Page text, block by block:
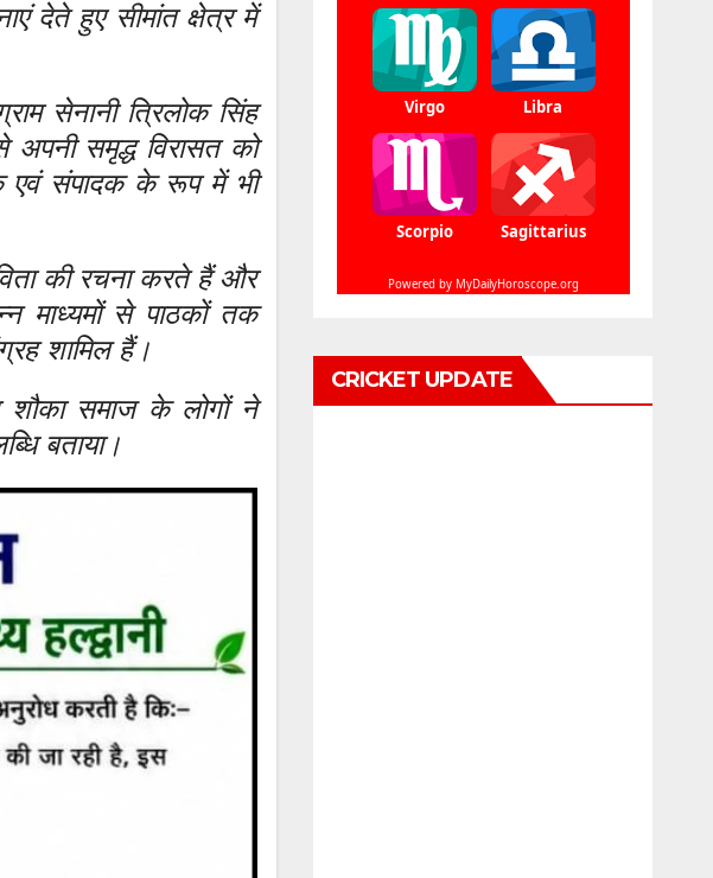
देते हुए सीमांत क्षेत्र में
सेनानी त्रिलोक सिंह
अपनी समृद्ध विरासत को
एवं संपादक के रूप में भी
की रचना करते हैं और
माध्यमों से पाठकों तक
शामिल हैं।
शौका समाज के लोगों ने
बताया।
CRICKET UPDATE